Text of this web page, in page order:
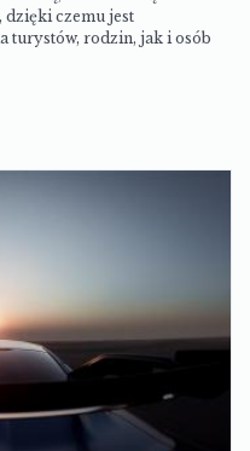
czemu jest
turystów, rodzin, jak i osób